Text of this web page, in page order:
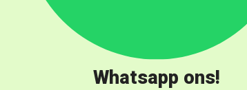
Whatsapp ons!